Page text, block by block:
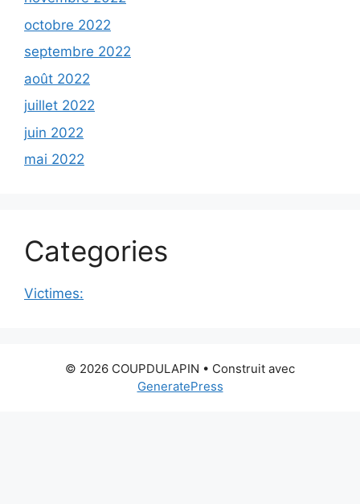
octobre 2022
septembre 2022
août 2022
juillet 2022
juin 2022
mai 2022
Categories
Victimes:
© 2026 COUPDULAPIN • Construit avec
GeneratePress